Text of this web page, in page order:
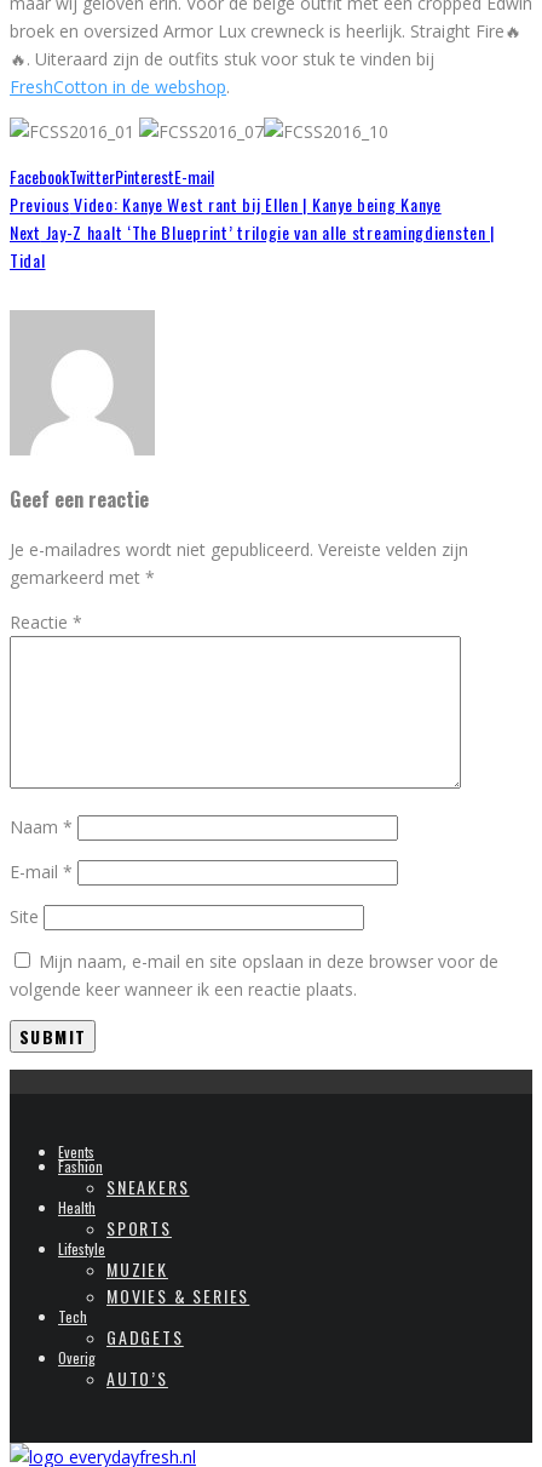
broek en oversized Armor Lux crewneck is heerlijk. Straight Fire🔥
🔥. Uiteraard zijn de outfits stuk voor stuk te vinden bij
FreshCotton in de webshop.
FacebookTwitterPinterestE-mail
PreviousVideo: Kanye West rant bij Ellen | Kanye being Kanye
Next Jay-Z haalt ‘The Blueprint’ trilogie van alle streamingdiensten |
Tidal
Geef een reactie
Je e-mailadres wordt niet gepubliceerd. Vereiste velden zijn
gemarkeerd met *
Reactie *
Naam *
E-mail *
Site
Mijn naam, e-mail en site opslaan in deze browser voor de
volgende keer wanneer ik een reactie plaats.
Events
Fashion
SNEAKERS
Health
SPORTS
Lifestyle
MUZIEK
MOVIES & SERIES
Tech
GADGETS
Overig
AUTO’S